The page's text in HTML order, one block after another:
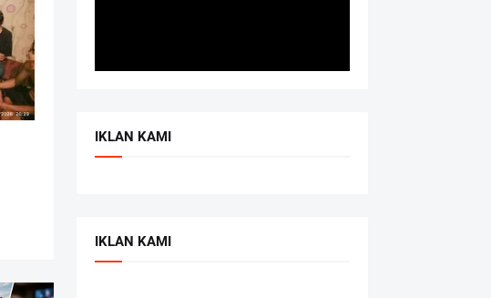
IKLAN KAMI
IKLAN KAMI